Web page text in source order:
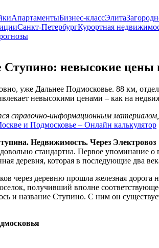
АпартаментыБизнес-классЭлита
Санкт-ПетербургКурортная
Ступино: невысокие
уже Дальнее Подмосковье. 88 км,
невысокими ценами – как на
справочно-информационным
и Подмосковье – Онлайн калькулятор
Недвижимость. Через Электровоз
стандартна. Первое упоминание
деревня, которая в последующие два
через деревню прошла железная дорога
получивший вполне
и название Ступино. С ним он